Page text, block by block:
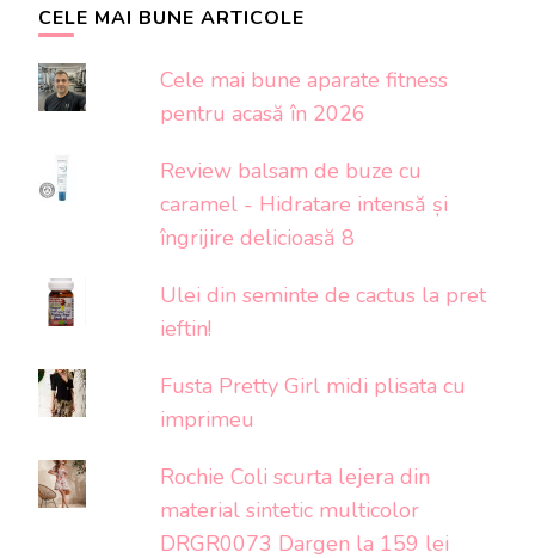
CELE MAI BUNE ARTICOLE
Cele mai bune aparate fitness
pentru acasă în 2026
Review balsam de buze cu
caramel - Hidratare intensă și
îngrijire delicioasă 8
Ulei din seminte de cactus la pret
ieftin!
Fusta Pretty Girl midi plisata cu
imprimeu
Rochie Coli scurta lejera din
material sintetic multicolor
DRGR0073 Dargen la 159 lei